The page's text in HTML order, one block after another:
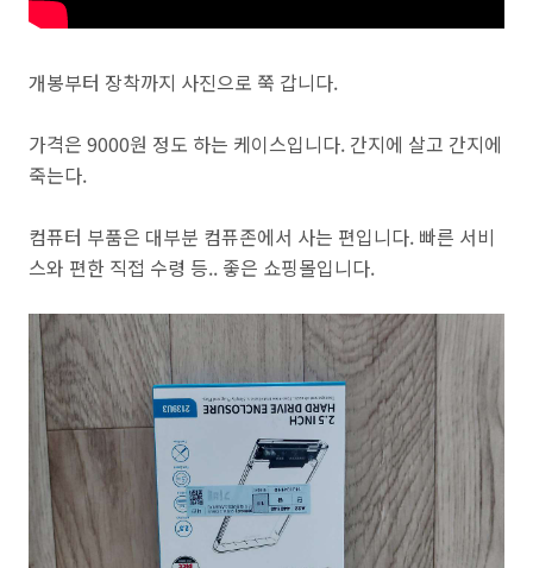
개봉부터 장착까지 사진으로 쭉 갑니다.
가격은 9000원 정도 하는 케이스입니다. 간지에 살고 간지에
죽는다.
컴퓨터 부품은 대부분 컴퓨존에서 사는 편입니다. 빠른 서비
스와 편한 직접 수령 등.. 좋은 쇼핑몰입니다.